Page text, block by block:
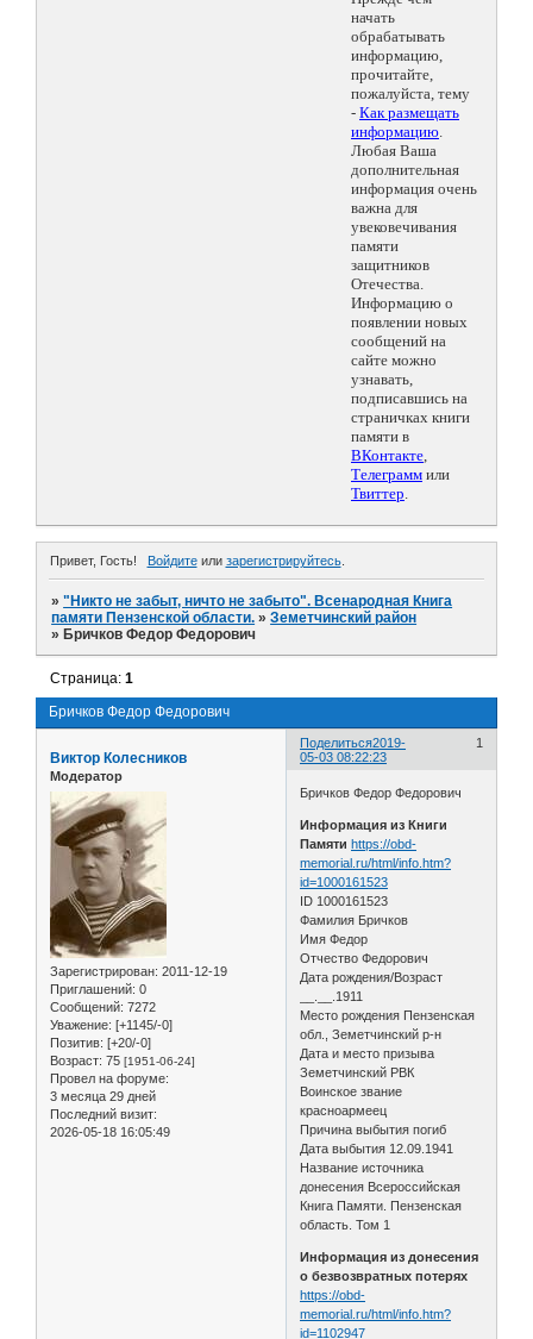
начать
обрабатывать
информацию,
прочитайте,
пожалуйста, тему
- Как размещать
информацию.
Любая Ваша
дополнительная
информация очень
важна для
увековечивания
памяти
защитников
Отечества.
Информацию о
появлении новых
сообщений на
сайте можно
узнавать,
подписавшись на
страничках книги
памяти в
ВКонтакте,
Телеграмм или
Твиттер.
Привет, Гость! Войдитеили зарегистрируйтесь.
»"Никто не забыт, ничто не забыто". Всенародная Книга
памяти Пензенской области. »Земетчинский район
» Бричков Федор Федорович
Бричков Федор Федорович
Страница:1
Поделиться 1
2019-
05-03 08:22:23
Виктор Колесников
Модератор
Зарегистрирован: 2011-12-19
Приглашений: 0
Сообщений: 7272
Уважение: [+1145/-0]
Позитив: [+20/-0]
Возраст: 75 [1951-06-24]
Провел на форуме:
3 месяца 29 дней
Последний визит:
2026-05-18 16:05:49
Бричков Федор Федорович
Информация из Книги
Памяти https://obd-
memorial.ru/html/info.htm?
id=1000161523
ID 1000161523
Фамилия Бричков
Имя Федор
Отчество Федорович
Дата рождения/Возраст
__.__.1911
Место рождения Пензенская
обл., Земетчинский р-н
Дата и место призыва
Земетчинский РВК
Воинское звание
красноармеец
Причина выбытия погиб
Дата выбытия 12.09.1941
Название источника
донесения Всероссийская
Книга Памяти. Пензенская
область. Том 1
Информация из донесения
о безвозвратных потерях
https://obd-
memorial.ru/html/info.htm?
id=1102947